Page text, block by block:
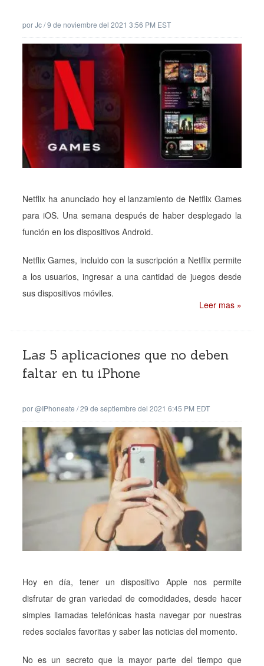
porJc/9 de noviembre del 2021 3:56 PM EST
Netflix ha anunciado hoy el lanzamiento de Netflix Games
para iOS. Una semana después de haber desplegado la
función en los dispositivos Android.
Netflix Games, incluido con la suscripción a Netflix permite
a los usuarios, ingresar a una cantidad de juegos desde
sus dispositivos móviles.
Leer mas »
Las 5 aplicaciones que no deben
faltar en tu iPhone
por@iPhoneate /29 de septiembre del 2021 6:45 PM EDT
Hoy en día, tener un dispositivo Apple nos permite
disfrutar de gran variedad de comodidades, desde hacer
simples llamadas telefónicas hasta navegar por nuestras
redes sociales favoritas y saber las noticias del momento.
No es un secreto que la mayor parte del tiempo que